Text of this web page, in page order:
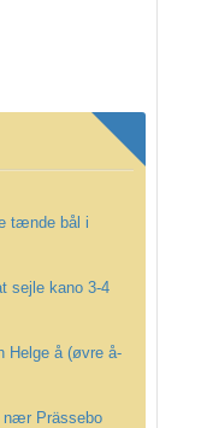
tænde bål i
sejle kano 3-4
Helge å (øvre å-
nær Prässebo